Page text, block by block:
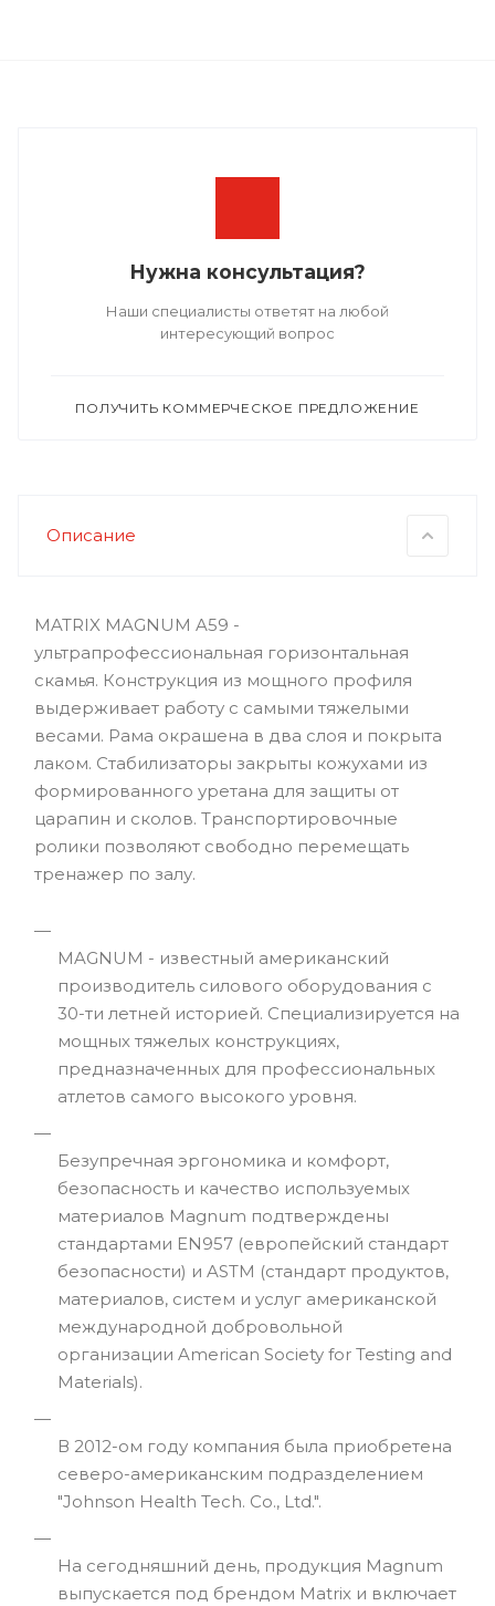
Нужна консультация?
Наши специалисты ответят на любой
интересующий вопрос
ПОЛУЧИТЬ КОММЕРЧЕСКОЕ ПРЕДЛОЖЕНИЕ
Описание
MATRIX MAGNUM A59 -
ультрапрофессиональная горизонтальная
скамья. Конструкция из мощного профиля
выдерживает работу с самыми тяжелыми
весами. Рама окрашена в два слоя и покрыта
лаком. Стабилизаторы закрыты кожухами из
формированного уретана для защиты от
царапин и сколов. Транспортировочные
ролики позволяют свободно перемещать
тренажер по залу.
MAGNUM - известный американский
производитель силового оборудования с
30-ти летней историей. Специализируется на
мощных тяжелых конструкциях,
предназначенных для профессиональных
атлетов самого высокого уровня.
Безупречная эргономика и комфорт,
безопасность и качество используемых
материалов Magnum подтверждены
стандартами EN957 (европейский стандарт
безопасности) и ASTM (стандарт продуктов,
материалов, систем и услуг американской
международной добровольной
организации American Society for Testing and
Materials).
В 2012-ом году компания была приобретена
северо-американским подразделением
"Johnson Health Tech. Co., Ltd.".
На сегодняшний день, продукция Magnum
выпускается под брендом Matrix и включает